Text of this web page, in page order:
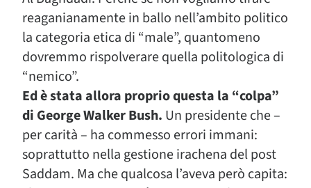
reaganianamente in ballo nell’ambito politico
la categoria etica di “male”, quantomeno
dovremmo rispolverare quella politologica di
“nemico”.
Ed è stata allora proprio questa la “colpa”
di George Walker Bush. Un presidente che –
per carità – ha commesso errori immani:
soprattutto nella gestione irachena del post
Saddam. Ma che qualcosa l’aveva però capita: